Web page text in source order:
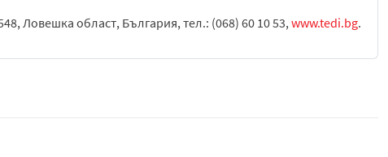
Ловешка област, България, тел.: (068) 60 10 53,www.tedi.bg.